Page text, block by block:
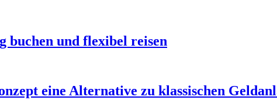
buchen und flexibel reisen
eine Alternative zu klassischen